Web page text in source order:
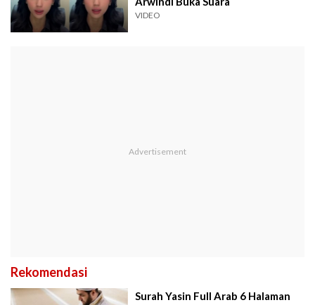
VIDEO
Rekomendasi
Surah Yasin Full Arab 6 Halaman